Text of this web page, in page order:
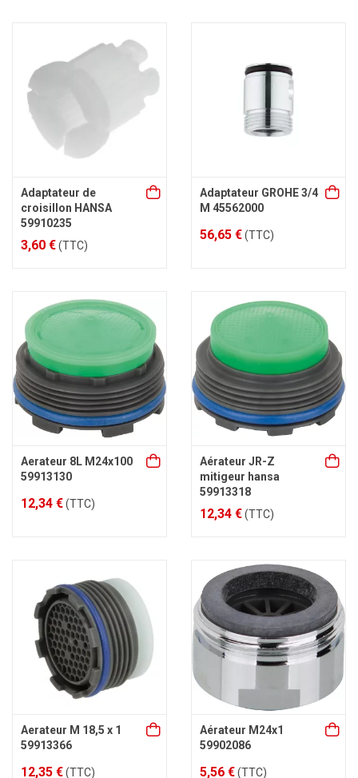
Adaptateur de
croisillon HANSA
59910235
3,60 €(TTC)
Adaptateur GROHE 3/4
M 45562000
56,65 €(TTC)
Aerateur 8L M24x100
59913130
12,34 €(TTC)
Aérateur JR-Z
mitigeur hansa
59913318
12,34 €(TTC)
Aerateur M 18,5 x 1
59913366
12,35 €(TTC)
Aérateur M24x1
59902086
5,56 €(TTC)